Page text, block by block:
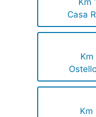
Km
Casa
Km
Km